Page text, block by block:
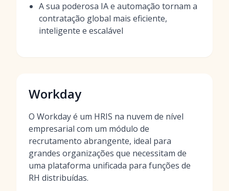
A sua poderosa IA e automação tornam a
contratação global mais eficiente,
inteligente e escalável
Workday
O Workday é um HRIS na nuvem de nível
empresarial com um módulo de
recrutamento abrangente, ideal para
grandes organizações que necessitam de
uma plataforma unificada para funções de
RH distribuídas.